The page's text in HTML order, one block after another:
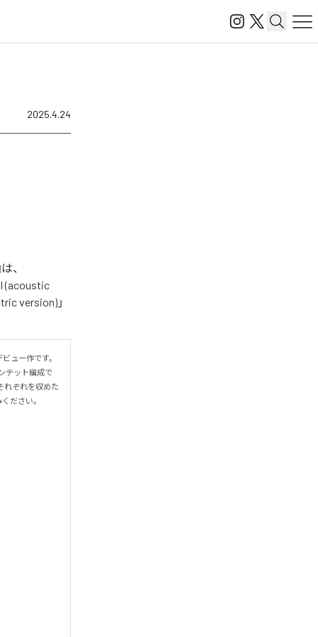
2025.4.24
、
(acoustic
version)」
ュー作です。
テット編成で
れぞれを収めた
ださい。